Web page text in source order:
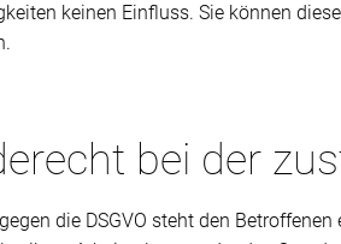
keinen Einfluss. Sie können
bei der
die DSGVO steht den